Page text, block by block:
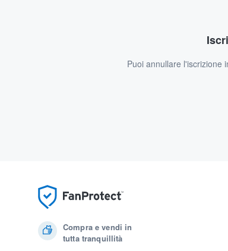
Puoi annullare l'iscrizione
Compra e vendi in
tutta tranquillità